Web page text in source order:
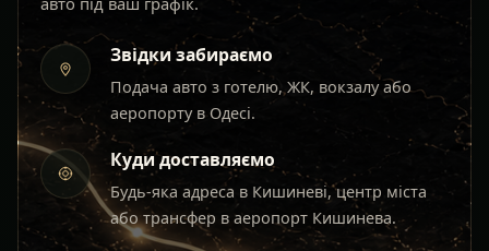
Звідки забираємо
Подача авто з готелю, ЖК, вокзалу або
аеропорту в Одесі.
Куди доставляємо
Будь-яка адреса в Кишиневі, центр міста
або трансфер в аеропорт Кишинева.